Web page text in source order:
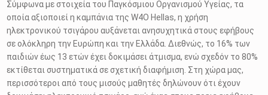
Σύμφωνα με στοιχεία του Παγκόσμιου Οργανισμού Υγείας, τα
οποία αξιοποιεί η καμπάνια της W4O Hellas, η χρήση
ηλεκτρονικού τσιγάρου αυξάνεται ανησυχητικά στους εφήβους
σε ολόκληρη την Ευρώπη και την Ελλάδα. Διεθνώς, το 16% των
παιδιών έως 13 ετών έχει δοκιμάσει άτμισμα, ενώ σχεδόν το 80%
εκτίθεται συστηματικά σε σχετική διαφήμιση. Στη χώρα μας,
περισσότεροι από τους μισούς μαθητές δηλώνουν ότι έχουν